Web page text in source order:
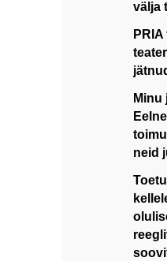
välja
Minu
neid